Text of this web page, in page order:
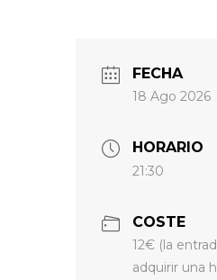
FECHA
18 Ago 2026
HORARIO
21:30
COSTE
12€ (la
adquirir una